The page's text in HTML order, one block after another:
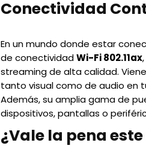
Conectividad
En un mundo donde estar
de conectividadWi-Fi 802.11ax
streaming de alta calidad.
tanto visual como de audio en
Además, su amplia gama de
dispositivos, pantallas o
¿Vale la pena